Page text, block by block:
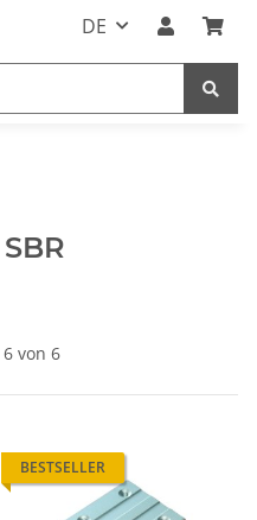
DE
von 6
BESTSELLER